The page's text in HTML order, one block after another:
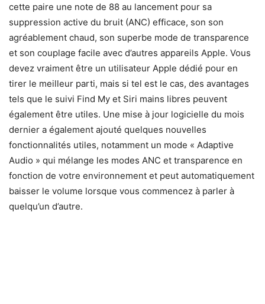
cette paire une note de 88 au lancement pour sa
suppression active du bruit (ANC) efficace, son son
agréablement chaud, son superbe mode de transparence
et son couplage facile avec d’autres appareils Apple. Vous
devez vraiment être un utilisateur Apple dédié pour en
tirer le meilleur parti, mais si tel est le cas, des avantages
tels que le suivi Find My et Siri mains libres peuvent
également être utiles. Une mise à jour logicielle du mois
dernier a également ajouté quelques nouvelles
fonctionnalités utiles, notamment un mode « Adaptive
Audio » qui mélange les modes ANC et transparence en
fonction de votre environnement et peut automatiquement
baisser le volume lorsque vous commencez à parler à
quelqu’un d’autre.